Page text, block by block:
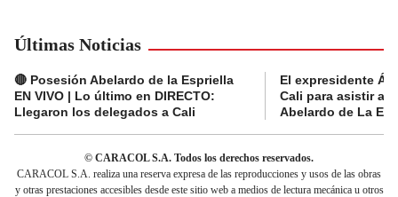
Últimas Noticias
🔴 Posesión Abelardo de la Espriella
EN VIVO | Lo último en DIRECTO:
Llegaron los delegados a Cali
El expresidente
Cali para asistir a
Abelardo de La
© CARACOL S.A. Todos los derechos reservados.
CARACOL S.A. realiza una reserva expresa de las reproducciones y usos de las obras
y otras prestaciones accesibles desde este sitio web a medios de lectura mecánica u otros